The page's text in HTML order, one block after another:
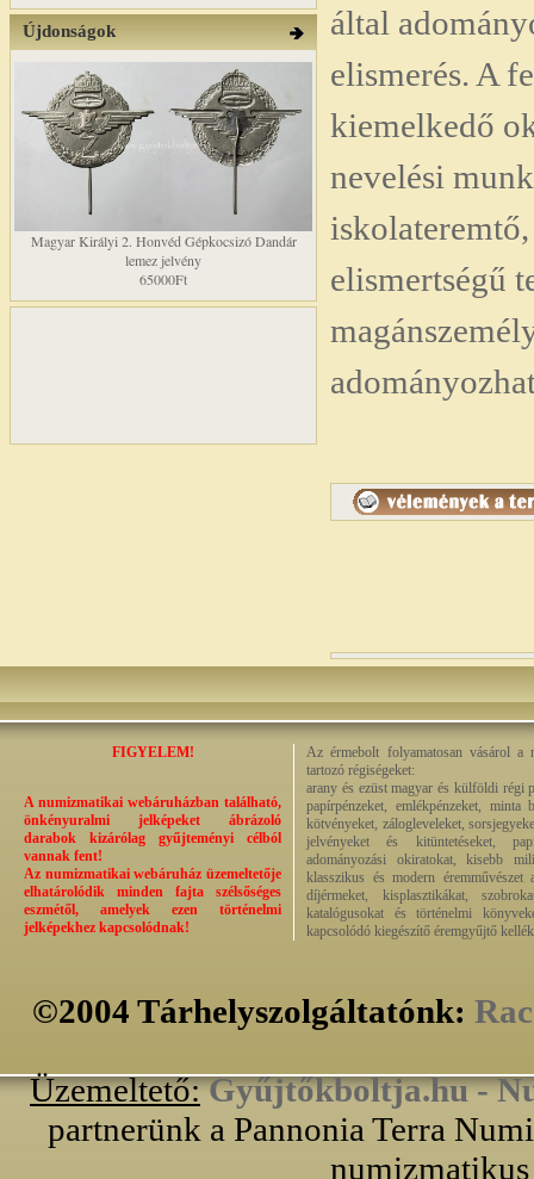
Újdonságok
Magyar Királyi 2. Honvéd Gépkocsizó Dandár
lemez jelvény
65000Ft
által
elismerés. A
kiemelkedő
nevelési
elismertségű
FIGYELEM!
A numizmatikai webáruházban található,
önkényuralmi jelképeket ábrázoló
darabok kizárólag gyűjteményi célból
vannak fent!
Az numizmatikai webáruház üzemeltetője
elhatárolódik minden fajta szélsőséges
eszmétől, amelyek ezen történelmi
jelképekhez kapcsolódnak!
Az érmebolt folyamatosan vásárol a
tartozó régiségeket:
arany és ezüst magyar és külföldi régi
papírpénzeket, emlékpénzeket, minta
kötvényeket, zálogleveleket,
jelvényeket és kitüntetéseket,
adományozási okiratokat, kisebb
klasszikus és modern éremművészet
díjérmeket, kisplasztikákat,
katalógusokat és történelmi
kapcsolódó kiegészítő éremgyűjtő
©2004 Tárhelyszolgáltatónk:
Üzemeltető: Gyűjtőkboltja.hu -
partnerünk a Pannonia Terra
numizmatikus